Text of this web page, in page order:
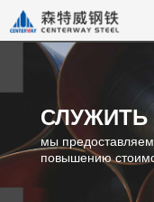
СЛУЖИТЬ
мы
повышению